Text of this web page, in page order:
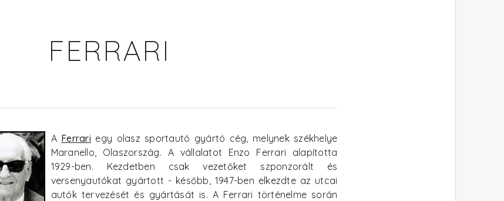
FERRARI
A Ferrari egy olasz sportautó gyártó cég, melynek székhelye
Maranello, Olaszország. A vállalatot Enzo Ferrari alapította
1929-ben. Kezdetben csak vezetőket szponzorált és
versenyautókat gyártott - később, 1947-ben elkezdte az utcai
autók tervezését és gyártását is. A Ferrari történelme során